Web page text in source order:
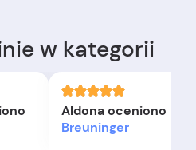
w kategorii
Aldona oceniono
Breuninger